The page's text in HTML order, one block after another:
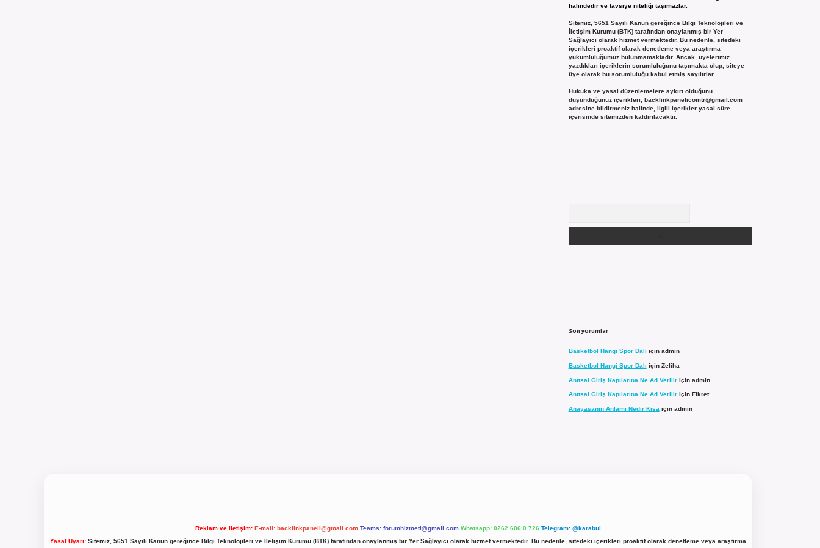
halindedir ve tavsiye niteliği taşımazlar.
Sitemiz, 5651 Sayılı Kanun gereğince Bilgi Teknolojileri ve
İletişim Kurumu (BTK) tarafından onaylanmış bir Yer
Sağlayıcı olarak hizmet vermektedir. Bu nedenle, sitedeki
içerikleri proaktif olarak denetleme veya araştırma
yükümlülüğümüz bulunmamaktadır. Ancak, üyelerimiz
yazdıkları içeriklerin sorumluluğunu taşımakta olup, siteye
üye olarak bu sorumluluğu kabul etmiş sayılırlar.
Hukuka ve yasal düzenlemelere aykırı olduğunu
düşündüğünüz içerikleri, backlinkpanelicomtr@gmail.com
adresine bildirmeniz halinde, ilgili içerikler yasal süre
içerisinde sitemizden kaldırılacaktır.
Son yorumlar
Basketbol Hangi Spor Dalı için admin
Basketbol Hangi Spor Dalı için Zeliha
Anıtsal Giriş Kapılarına Ne Ad Veriliriçin admin
Anıtsal Giriş Kapılarına Ne Ad Veriliriçin Fikret
Anayasanın Anlamı Nedir Kısa için admin
Reklam ve İletişim: E-mail: backlinkpaneli@gmail.com Teams: forumhizmeti@gmail.com Whatsapp: 0262 606 0 726 Telegram: @karabul
Yasal Uyarı:Sitemiz, 5651 Sayılı Kanun gereğince Bilgi Teknolojileri ve İletişim Kurumu (BTK) tarafından onaylanmış bir Yer Sağlayıcı olarak hizmet vermektedir. Bu nedenle, sitedeki içerikleri proaktif olarak denetleme veya araştırma